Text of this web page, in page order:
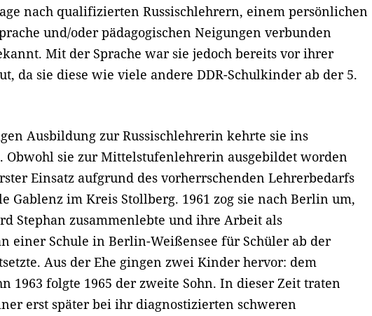
nach qualifizierten Russischlehrern, einem persönlichen
und/oder pädagogischen Neigungen verbunden
Mit der Sprache war sie jedoch bereits vor ihrer
da sie diese wie viele andere DDR-Schulkinder ab der 5.
Ausbildung zur Russischlehrerin kehrte sie ins
Obwohl sie zur Mittelstufenlehrerin ausgebildet worden
Einsatz aufgrund des vorherrschenden Lehrerbedarfs
Gablenz im Kreis Stollberg. 1961 zog sie nach Berlin um,
Stephan zusammenlebte und ihre Arbeit als
einer Schule in Berlin-Weißensee für Schüler ab der
Aus der Ehe gingen zwei Kinder hervor: dem
1963 folgte 1965 der zweite Sohn. In dieser Zeit traten
erst später bei ihr diagnostizierten schweren